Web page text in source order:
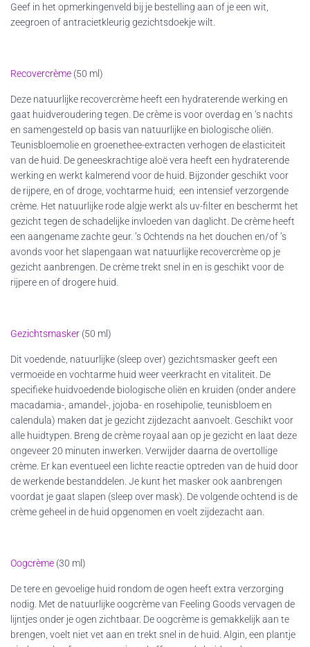
Geef in het opmerkingenveld bij je bestelling aan of je een wit,
zeegroen of antracietkleurig gezichtsdoekje wilt.
Recovercrème (50 ml)
Deze natuurlijke recovercrème heeft een hydraterende werking en
gaat huidveroudering tegen. De crème is voor overdag en ‘s nachts
en samengesteld op basis van natuurlijke en biologische oliën.
Teunisbloemolie en groenethee-extracten verhogen de elasticiteit
van de huid. De geneeskrachtige aloë vera heeft een hydraterende
werking en werkt kalmerend voor de huid. Bijzonder geschikt voor
de rijpere, en of droge, vochtarme huid; een intensief verzorgende
crème. Het natuurlijke rode algje werkt als uv-filter en beschermt het
gezicht tegen de schadelijke invloeden van daglicht. De crème heeft
een aangename zachte geur. ’s Ochtends na het douchen en/of ’s
avonds voor het slapengaan wat natuurlijke recovercrème op je
gezicht aanbrengen. De crème trekt snel in en is geschikt voor de
rijpere en of drogere huid.
Gezichtsmasker (50 ml)
Dit voedende, natuurlijke (sleep over) gezichtsmasker geeft een
vermoeide en vochtarme huid weer veerkracht en vitaliteit. De
specifieke huidvoedende biologische oliën en kruiden (onder andere
macadamia-, amandel-, jojoba- en rosehipolie, teunisbloem en
calendula) maken dat je gezicht zijdezacht aanvoelt. Geschikt voor
alle huidtypen. Breng de crème royaal aan op je gezicht en laat deze
ongeveer 20 minuten inwerken. Verwijder daarna de overtollige
crème. Er kan eventueel een lichte reactie optreden van de huid door
de werkende bestanddelen. Je kunt het masker ook aanbrengen
voordat je gaat slapen (sleep over mask). De volgende ochtend is de
crème geheel in de huid opgenomen en voelt zijdezacht aan.
Oogcrème (30 ml)
De tere en gevoelige huid rondom de ogen heeft extra verzorging
nodig. Met de natuurlijke oogcrème van Feeling Goods vervagen de
lijntjes onder je ogen zichtbaar. De oogcrème is gemakkelijk aan te
brengen, voelt niet vet aan en trekt snel in de huid. Algin, een plantje